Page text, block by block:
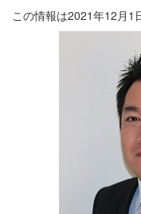
この情報は2021年12月1